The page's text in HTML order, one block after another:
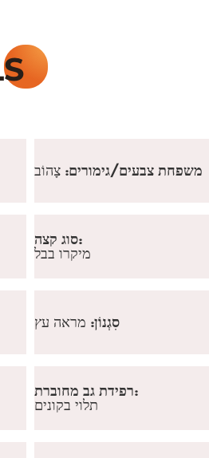
משפחת צבעים/גימורים: צָהוֹב
סוג קצה:
מיקרו בבל
סִגְנוֹן: מראה עץ
רפידת גב מחוברת:
תלוי בקונים